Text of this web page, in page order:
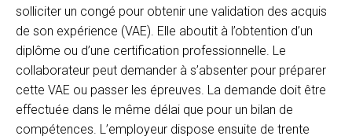
solliciter un congé pour obtenir une validation des acquis
de son expérience (VAE). Elle aboutit à l’obtention d’un
diplôme ou d’une certification professionnelle. Le
collaborateur peut demander à s’absenter pour préparer
cette VAE ou passer les épreuves. La demande doit être
effectuée dans le même délai que pour un bilan de
compétences. L’employeur dispose ensuite de trente